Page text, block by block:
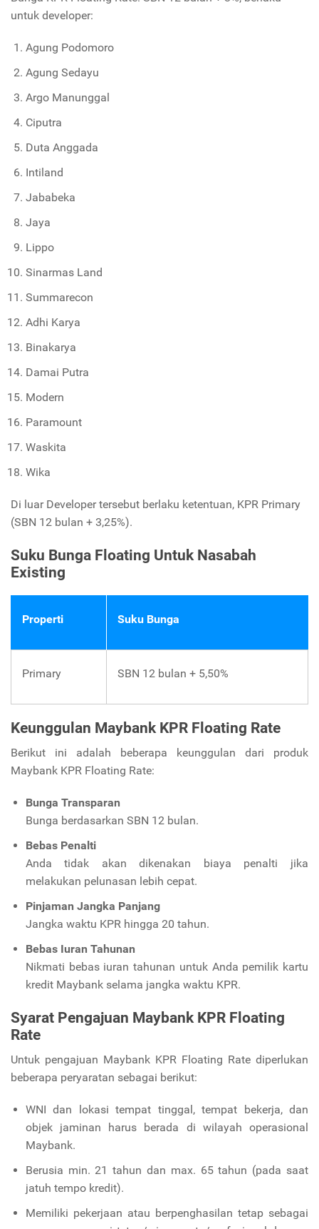
untuk developer:
Agung Podomoro
Agung Sedayu
Argo Manunggal
Ciputra
Duta Anggada
Intiland
Jababeka
Jaya
Lippo
Sinarmas Land
Summarecon
Adhi Karya
Binakarya
Damai Putra
Modern
Paramount
Waskita
Wika
Di luar Developer tersebut berlaku ketentuan, KPR Primary
(SBN 12 bulan + 3,25%).
Suku Bunga Floating Untuk Nasabah
Existing
Properti Suku Bunga
Primary SBN 12 bulan + 5,50%
Keunggulan Maybank KPR Floating Rate
Berikut ini adalah beberapa keunggulan dari produk
Maybank KPR Floating Rate:
Bunga Transparan
Bunga berdasarkan SBN 12 bulan.
Bebas Penalti
Anda tidak akan dikenakan biaya penalti jika
melakukan pelunasan lebih cepat.
Pinjaman Jangka Panjang
Jangka waktu KPR hingga 20 tahun.
Bebas Iuran Tahunan
Nikmati bebas iuran tahunan untuk Anda pemilik kartu
kredit Maybank selama jangka waktu KPR.
Syarat Pengajuan Maybank KPR Floating
Rate
Untuk pengajuan Maybank KPR Floating Rate diperlukan
beberapa peryaratan sebagai berikut:
WNI dan lokasi tempat tinggal, tempat bekerja, dan
objek jaminan harus berada di wilayah operasional
Maybank.
Berusia min. 21 tahun dan max. 65 tahun (pada saat
jatuh tempo kredit).
Memiliki pekerjaan atau berpenghasilan tetap sebagai